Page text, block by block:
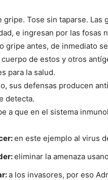
gripe. Tose sin taparse. Las
e ingresan por las fosas
gripe antes, de inmediato
de estos y otros
para la salud.
sus defensas producen
detecta.
a que en el sistema
en este ejemplo al virus
eliminar la amenaza
a los invasores, por eso